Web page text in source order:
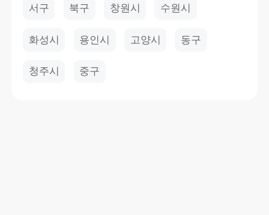
서구 북구 창원시 수원시
화성시 용인시 고양시 동구
청주시 중구